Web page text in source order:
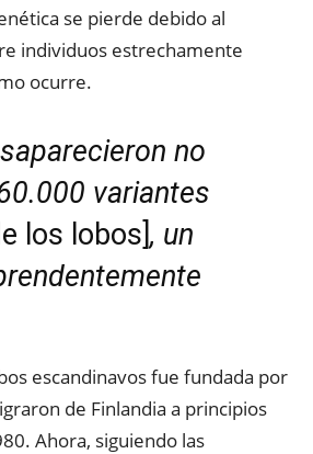
se pierde debido al
individuos estrechamente
ocurre.
no
variantes
los lobos] , un
escandinavos fue fundada por
de Finlandia a principios
Ahora, siguiendo las